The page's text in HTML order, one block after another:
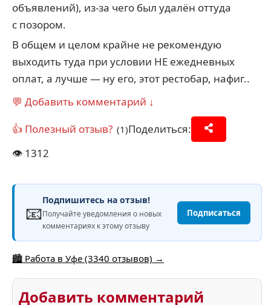
объявлений), из-за чего был удалён оттуда
с позором.
В общем и целом крайне не рекомендую
выходить туда при условии НЕ ежедневных
оплат, а лучше — ну его, этот рестобар, нафиг..
💬 Добавить комментарий ↓
👍 Полезный отзыв? (1)Поделиться:
👁️ 1312
📧
Подпишитесь на отзыв!
Получайте уведомления о новых
комментариях к этому отзыву
Подписаться
🏙️ Работа в Уфе (3340 отзывов) →
Добавить комментарий